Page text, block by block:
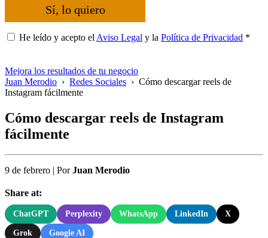
Sí, lo quiero
He leído y acepto el Aviso Legal y la Política de Privacidad *
Mejora los resultados de tu negocio
Juan Merodio › Redes Sociales › Cómo descargar reels de
Instagram fácilmente
Cómo descargar reels de Instagram
fácilmente
9 de febrero | PorJuan Merodio
Share at:
ChatGPT Perplexity WhatsApp LinkedIn X
Grok Google AI